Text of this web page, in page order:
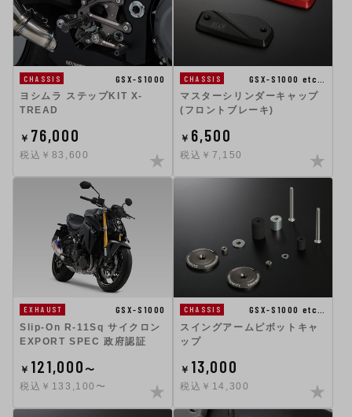
CHASSIS
GSX-S1000
ヨシムラ ステップKIT X-
TREAD
￥ 76,000
税込￥83,600
CHASSIS
GSX-S1000 etc…
マスターシリンダーキャップ
(フロントブレーキ)
￥ 6,500
税込￥7,150
EXHAUST
GSX-S1000
Slip-On R-11Sq サイクロン
EXPORT SPEC 政府認証
￥ 121,000〜
税込￥133,100〜
CHASSIS
GSX-S1000 etc…
スイングアームピボットキャ
ップ
￥ 13,000
税込￥14,300